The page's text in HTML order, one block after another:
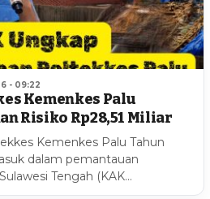
- 09:22
Kemenkes Palu
Risiko Rp28,51 Miliar
Kemenkes Palu Tahun
dalam pemantauan
Tengah (KAK…